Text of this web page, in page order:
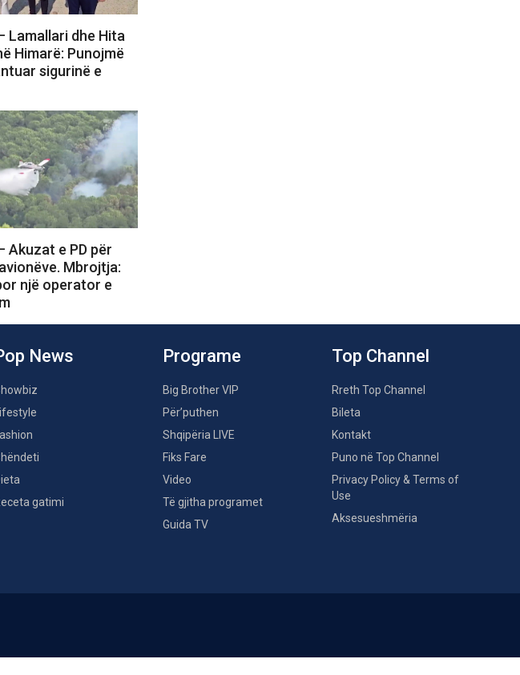
Lamallari dhe Hita
Himarë: Punojmë
sigurinë e
Akuzat e PD për
Mbrojtja:
një operator e
News
Lifestyle
gatimi
Programe
Big Brother VIP
Për’puthen
Shqipëria LIVE
Fiks Fare
Video
Të gjitha programet
Guida TV
Top Channel
Rreth Top Channel
Bileta
Kontakt
Puno në Top Channel
Privacy Policy & Terms of
Use
Aksesueshmëria